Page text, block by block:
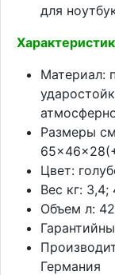
для
Материал:
Размеры
Цвет:
Вес кг: 3,4;
Объем л:
Германия